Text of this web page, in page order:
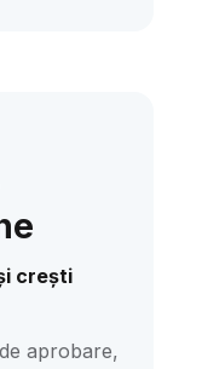
crești
aprobare,